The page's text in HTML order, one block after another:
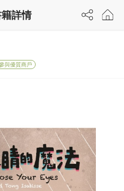
與優質商戶
詳情